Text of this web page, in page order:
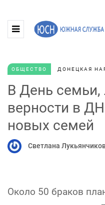
ОБЩЕСТВО ДОНЕЦКАЯ
В День
верности в
новых семей
Светлана
Около 50 браков